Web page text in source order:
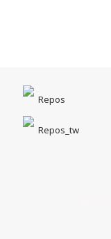
Repos
Repos_tw